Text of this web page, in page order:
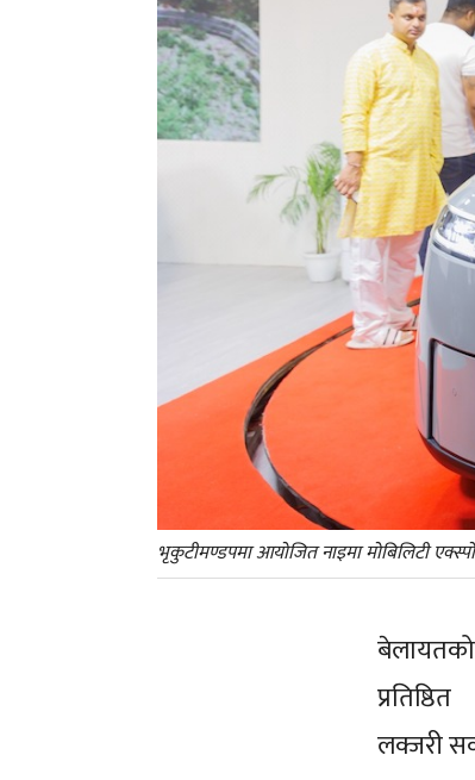
भृकुटीमण्डपमा आयोजित नाइमा मोबिलिटी
लक्जरी